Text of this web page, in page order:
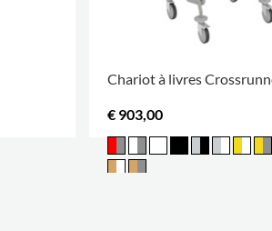
Chariot à livres
€ 903,00